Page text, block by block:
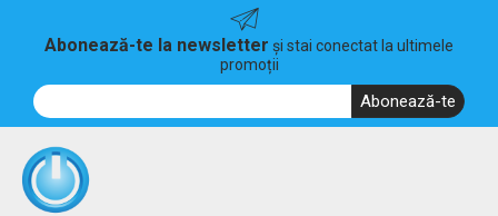
Abonează-te la newsletter și stai conectat la ultimele
promoții
Abonează-te